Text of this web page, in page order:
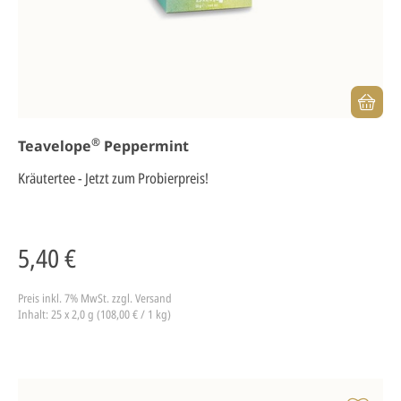
Teavelope® Peppermint
Kräutertee - Jetzt zum Probierpreis!
5,40 €
Preis inkl. 7% MwSt. zzgl. Versand
Inhalt: 25 x 2,0 g (108,00 € / 1 kg)